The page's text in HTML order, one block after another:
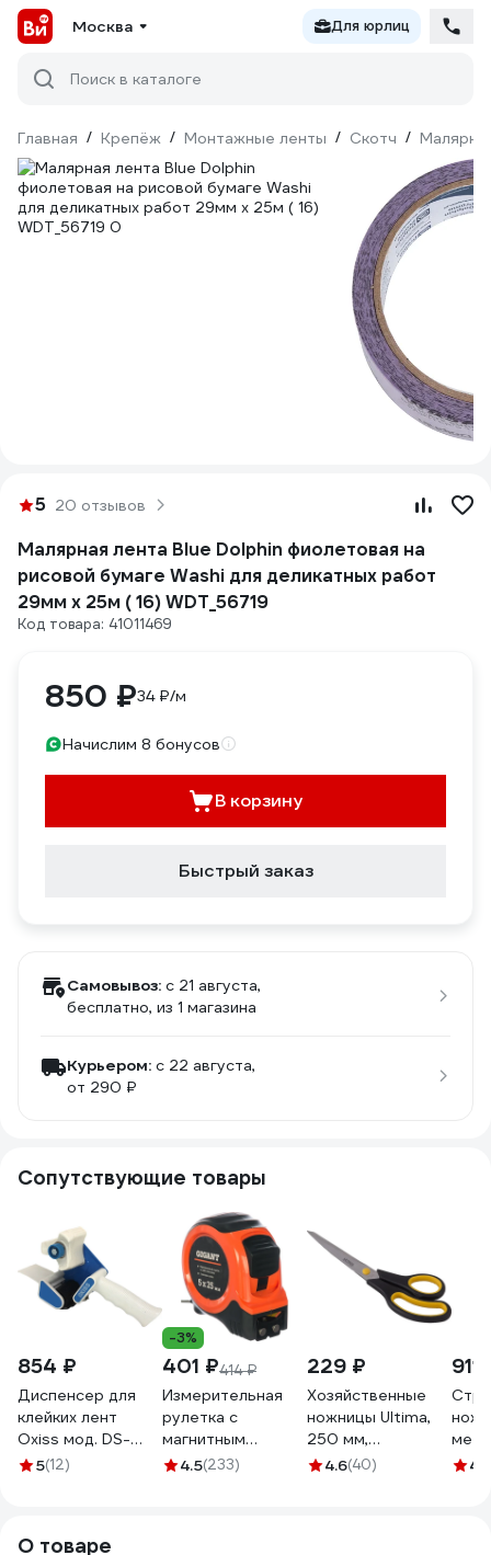
Москва Для юрлиц
Поиск в каталоге
Главная / Крепёж / Монтажные ленты / Скотч /
5 20 отзывов
Малярная лента Blue Dolphin фиолетовая на
рисовой бумаге Washi для деликатных работ
29мм x 25м ( 16) WDT_56719
Код товара: 41011469
850 ₽34 ₽/м
Начислим 8 бонусов
В корзину
Быстрый заказ
Самовывоз: c 21 августа,
бесплатно, из 1 магазина
Курьером: c 22 августа,
от 290 ₽
Сопутствующие товары
854 ₽
Диспенсер для
клейких лент
Oxiss мод. DS-
50/2 50 мм, синий
5(12)
-3%
401 ₽414 ₽
Измерительная
рулетка с
магнитным
крюком, 5x25мм
4.5(233)
229 ₽
Хозяйственные
ножницы Ultima,
250 мм,
двухкомпонентные
4.6(40)
911
нож
4.4
О товаре